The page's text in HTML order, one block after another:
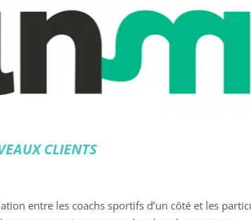
CLIENTS
entre les coachs sportifs d’un côté et les